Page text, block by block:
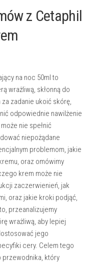
z Cetaphil
na noc 50ml to
wrażliwą, skłonną do
zadanie ukoić skórę,
odpowiednie nawilżenie
nie spełnić
niepożądane
problemom, jakie
oraz omówimy
krem może nie
zaczerwienień, jak
oraz jakie kroki podjąć,
przeanalizujemy
wrażliwą, aby lepiej
jego
cery. Celem tego
przewodnika, który